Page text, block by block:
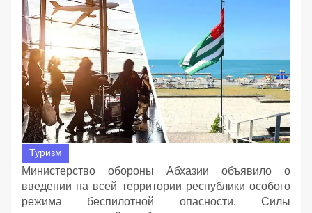
Туризм
Министерство обороны Абхазии объявило о
введении на всей территории республики особого
режима беспилотной опасности. Силы